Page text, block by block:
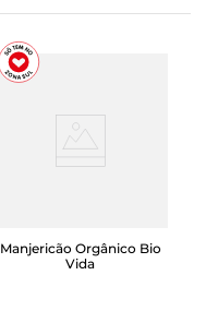
Manjericão Orgânico Bio
Vida